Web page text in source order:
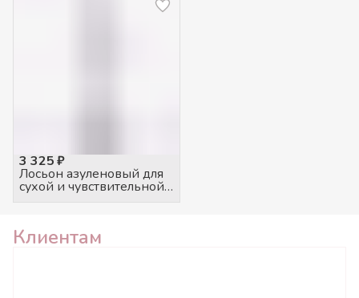
3 325 ₽
Лосьон азуленовый для
сухой и чувствительной
Клиентам